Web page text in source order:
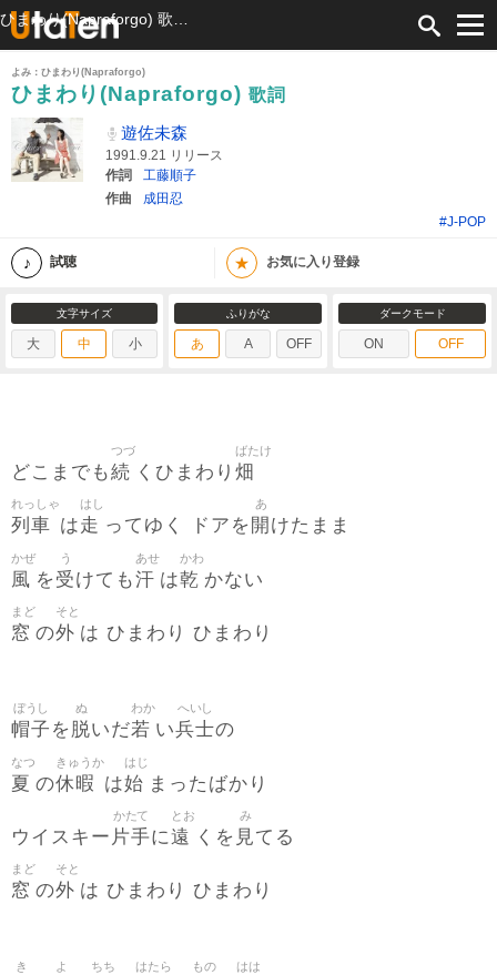
よみ：ひまわり(Napraforgo)
ひまわり(Napraforgo) 歌詞
遊佐未森
1991.9.21 リリース
作詞
工藤順子
作曲
成田忍
#J-POP
試聴 ★ お気に入り登録
文字サイズ
大 中 小
ふりがな
あ A OFF
ダークモード
ON OFF
どこまでも続
つづ
くひまわり 畑
ばたけ
列車
れっしゃ
は走
はし
ってゆく ドアを 開
あ
けたまま
風
かぜ
を受
う
けても汗
あせ
は乾
かわ
かない
窓
まど
の外
そと
は ひまわり ひまわり
帽子
ぼうし
を脱
ぬ
いだ若
わか
い兵士
へいし
の
夏
なつ
の休暇
きゅうか
は始
はじ
まったばかり
ウイスキー 片手
かたて
に遠
とお
くを 見
み
てる
窓
まど
の外
そと
は ひまわり ひまわり
き よ ちち はたら もの はは